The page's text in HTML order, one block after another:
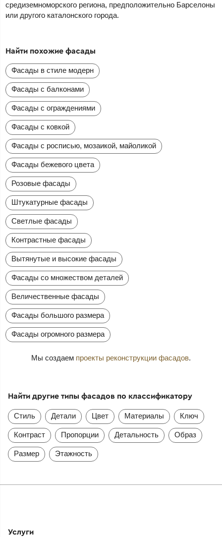
средиземноморского региона, предположительно Барселоны
или другого каталонского города.
Найти похожие фасады
Фасады в стиле модерн
Фасады с балконами
Фасады с ограждениями
Фасады с ковкой
Фасады с росписью, мозаикой, майоликой
Фасады бежевого цвета
Розовые фасады
Штукатурные фасады
Светлые фасады
Контрастные фасады
Вытянутые и высокие фасады
Фасады со множеством деталей
Величественные фасады
Фасады большого размера
Фасады огромного размера
Мы создаем проекты реконструкции фасадов.
Найти другие типы фасадов по классификатору
Стиль Детали Цвет Материалы Ключ
Контраст Пропорции Детальность Образ
Размер Этажность
Услуги